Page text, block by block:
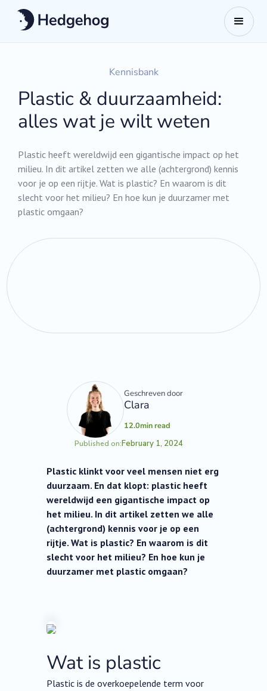
Kennisbank
Plastic & duurzaamheid:
alles wat je wilt weten
Plastic heeft wereldwijd een gigantische impact op het
milieu. In dit artikel zetten we alle (achtergrond) kennis
voor je op een rijtje. Wat is plastic? En waarom is dit
slecht voor het milieu? En hoe kun je duurzamer met
plastic omgaan?
Geschreven door
Clara
12.0min read
Published on:February 1, 2024
Plastic klinkt voor veel mensen niet erg
duurzaam. En dat klopt: plastic heeft
wereldwijd een gigantische impact op
het milieu. In dit artikel zetten we alle
(achtergrond) kennis voor je op een
rijtje. Wat is plastic? En waarom is dit
slecht voor het milieu? En hoe kun je
duurzamer met plastic omgaan?
Wat is plastic
Plastic is de overkoepelende term voor